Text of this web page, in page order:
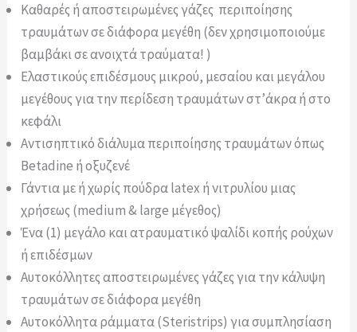
Καθαρές ή αποστειρωμένες γάζες περιποίησης
τραυμάτων σε διάφορα μεγέθη (δεν χρησιμοποιούμε
βαμβάκι σε ανοιχτά τραύματα! )
Ελαστικούς επιδέσμους μικρού, μεσαίου και μεγάλου
μεγέθους για την περίδεση τραυμάτων στ’άκρα ή στο
κεφάλι
Αντισηπτικό διάλυμα περιποίησης τραυμάτων όπως
Betadine ή οξυζενέ
Γάντια με ή χωρίς πούδρα latex ή νιτρυλίου μιας
χρήσεως (medium & large μέγεθος)
Ένα (1) μεγάλο και ατραυματικό ψαλίδι κοπής ρούχων
ή επιδέσμων
Αυτοκόλλητες αποστειρωμένες γάζες για την κάλυψη
τραυμάτων σε διάφορα μεγέθη
Αυτοκόλλητα ράμματα (Steristrips) για συμπλησίαση